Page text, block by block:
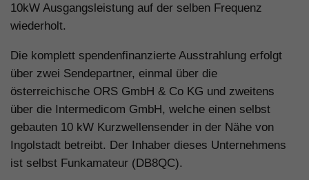
10kW Ausgangsleistung auf der selben Frequenz
wiederholt.
Die komplett spendenfinanzierte Ausstrahlung erfolgt
über zwei Sendepartner, einmal über die
österreichische ORS GmbH & Co KG und zweitens
über die Intermedicom GmbH, welche einen selbst
gebauten 10 kW Kurzwellensender in der Nähe von
Ingolstadt betreibt. Der Inhaber dieses Unternehmens
ist selbst Funkamateur (DB8QC).